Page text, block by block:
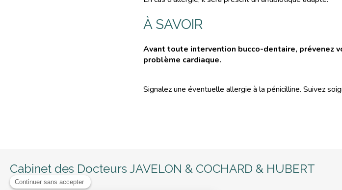
À SAVOIR
Avant toute intervention bucco-dentaire, prévenez
problème cardiaque.
Signalez une éventuelle allergie à la pénicilline. Suivez
Cabinet des Docteurs JAVELON & COCHARD & HUBERT